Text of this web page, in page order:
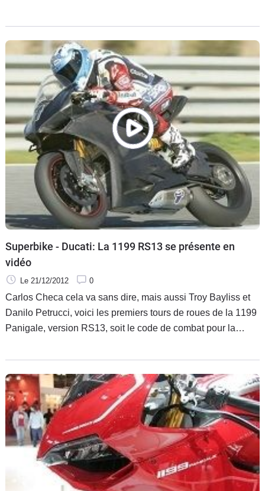
des inconditionnels de la marque. Les tons sont équilibrés
comme les symboles.
Superbike - Ducati: La 1199 RS13 se présente en
vidéo
Le 21/12/2012 0
Carlos Checa cela va sans dire, mais aussi Troy Bayliss et
Danilo Petrucci, voici les premiers tours de roues de la 1199
Panigale, version RS13, soit le code de combat pour la
un événement qui va tenir au chaud pour l'hiver les
« ducatistes » de tout poil, Ayrton Badovini n'était pas encore
entré dans la famille.